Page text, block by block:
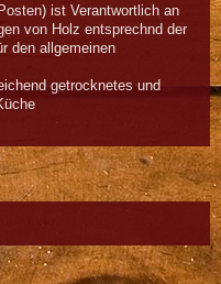
ist Verantwortlich an
von Holz entsprechnd der
den allgemeinen
getrocknetes und